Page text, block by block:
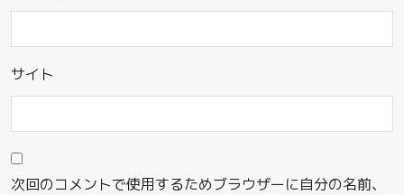
サイト
次回のコメントで使用するためブラウザーに自分の名前、